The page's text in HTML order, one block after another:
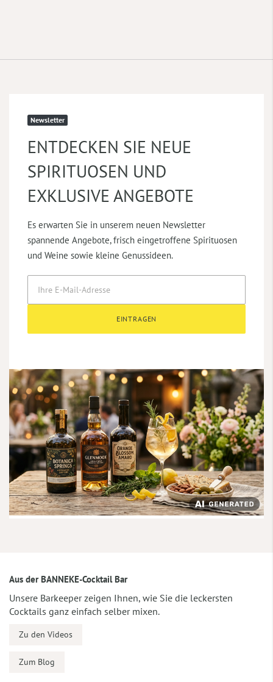
Newsletter
ENTDECKEN SIE NEUE
SPIRITUOSEN UND
EXKLUSIVE ANGEBOTE
Es erwarten Sie in unserem neuen Newsletter
spannende Angebote, frisch eingetroffene Spirituosen
und Weine sowie kleine Genussideen.
EINTRAGEN
Aus der BANNEKE-Cocktail Bar
Unsere Barkeeper zeigen Ihnen, wie Sie die leckersten
Cocktails ganz einfach selber mixen.
Zu den Videos
Zum Blog